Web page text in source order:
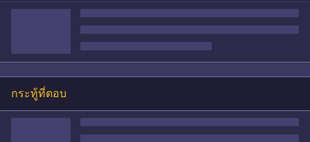
กระทู้ที่ตอบ